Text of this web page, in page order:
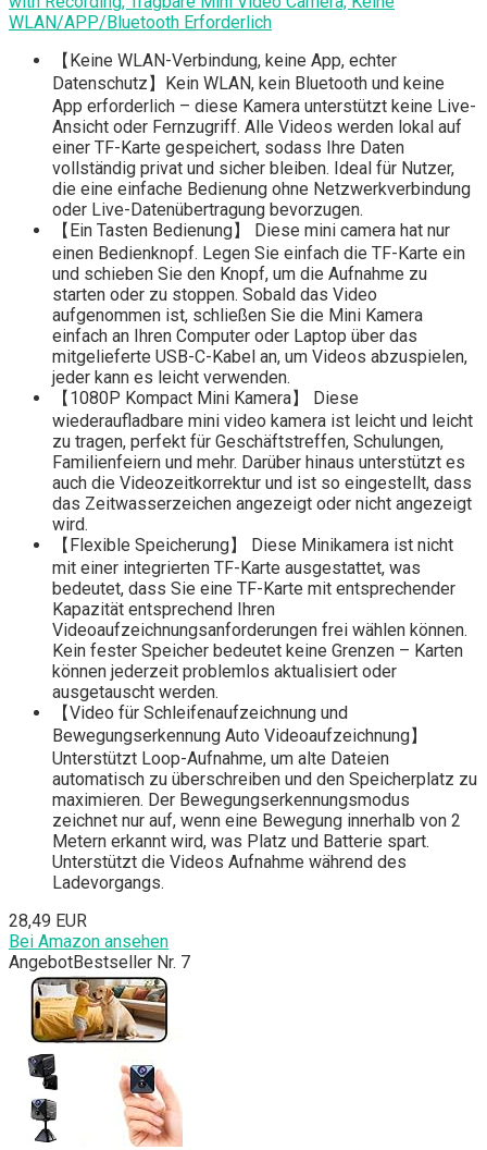
WLAN/APP/Bluetooth Erforderlich
【Keine WLAN-Verbindung, keine App, echter
Datenschutz】Kein WLAN, kein Bluetooth und keine
App erforderlich – diese Kamera unterstützt keine Live-
Ansicht oder Fernzugriff. Alle Videos werden lokal auf
einer TF-Karte gespeichert, sodass Ihre Daten
vollständig privat und sicher bleiben. Ideal für Nutzer,
die eine einfache Bedienung ohne Netzwerkverbindung
oder Live-Datenübertragung bevorzugen.
【Ein Tasten Bedienung】 Diese mini camera hat nur
einen Bedienknopf. Legen Sie einfach die TF-Karte ein
und schieben Sie den Knopf, um die Aufnahme zu
starten oder zu stoppen. Sobald das Video
aufgenommen ist, schließen Sie die Mini Kamera
einfach an Ihren Computer oder Laptop über das
mitgelieferte USB-C-Kabel an, um Videos abzuspielen,
jeder kann es leicht verwenden.
【1080P Kompact Mini Kamera】 Diese
wiederaufladbare mini video kamera ist leicht und leicht
zu tragen, perfekt für Geschäftstreffen, Schulungen,
Familienfeiern und mehr. Darüber hinaus unterstützt es
auch die Videozeitkorrektur und ist so eingestellt, dass
das Zeitwasserzeichen angezeigt oder nicht angezeigt
wird.
【Flexible Speicherung】 Diese Minikamera ist nicht
mit einer integrierten TF-Karte ausgestattet, was
bedeutet, dass Sie eine TF-Karte mit entsprechender
Kapazität entsprechend Ihren
Videoaufzeichnungsanforderungen frei wählen können.
Kein fester Speicher bedeutet keine Grenzen – Karten
können jederzeit problemlos aktualisiert oder
ausgetauscht werden.
【Video für Schleifenaufzeichnung und
Bewegungserkennung Auto Videoaufzeichnung】
Unterstützt Loop-Aufnahme, um alte Dateien
automatisch zu überschreiben und den Speicherplatz zu
maximieren. Der Bewegungserkennungsmodus
zeichnet nur auf, wenn eine Bewegung innerhalb von 2
Metern erkannt wird, was Platz und Batterie spart.
Unterstützt die Videos Aufnahme während des
Ladevorgangs.
28,49 EUR
Bei Amazon ansehen
AngebotBestseller Nr. 7